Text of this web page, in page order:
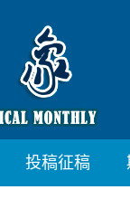
投稿征稿